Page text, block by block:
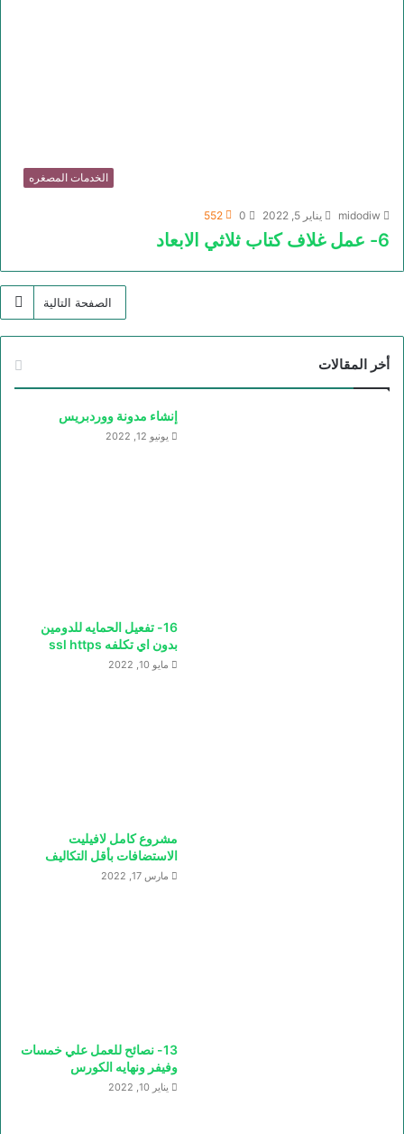
الخدمات المصغره
midodiw يناير 5, 2022 0
552
6- عمل غلاف كتاب ثلاثي الابعاد
الصفحة التالية
أخر المقالات
إنشاء مدونة ووردبريس
يونيو 12, 2022
16- تفعيل الحمايه للدومين
بدون اي تكلفه ssl https
مايو 10, 2022
مشروع كامل لافيليت
الاستضافات بأقل التكاليف
مارس 17, 2022
13- نصائح للعمل علي خمسات
وفيفر ونهايه الكورس
يناير 10, 2022